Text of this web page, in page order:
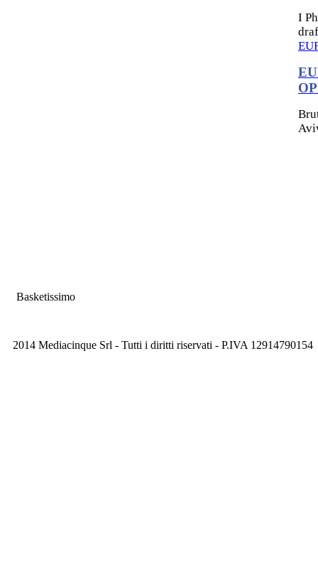
I
Basketissimo
2014 Mediacinque Srl - Tutti i diritti riservati - P.IVA 12914790154